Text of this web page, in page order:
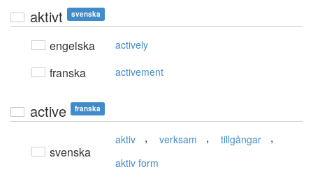
aktivt svenska
engelska actively
franska activement
active franska
svenska
aktiv , verksam , tillgångar ,
aktiv form